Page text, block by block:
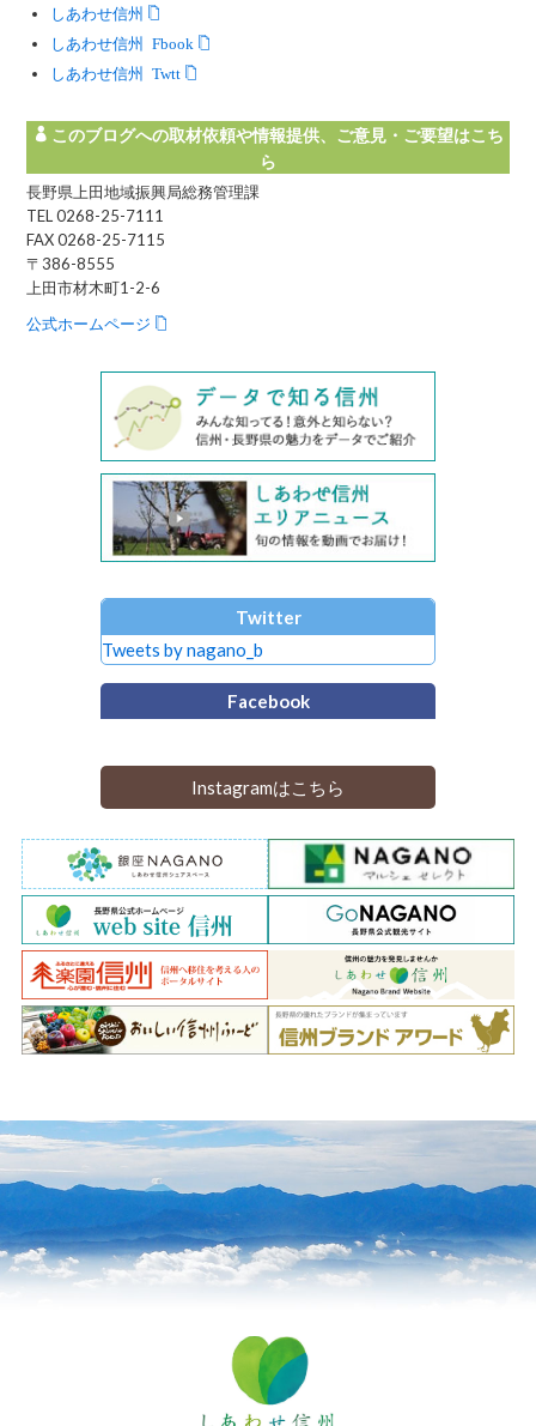
しあわせ信州
しあわせ信州 Facebook
しあわせ信州 Twitter
このブログへの取材依頼や情報提供、ご意見・ご要望はこち
ら
長野県上田地域振興局総務管理課
TEL 0268-25-7111
FAX 0268-25-7115
〒386-8555
上田市材木町1-2-6
公式ホームページ
Twitter
Tweets by nagano_b
Facebook
Instagramはこちら